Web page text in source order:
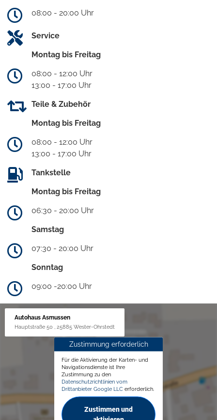
08:00 - 20:00 Uhr
Service
Montag bis Freitag
08:00 - 12:00 Uhr
13:00 - 17:00 Uhr
Teile & Zubehör
Montag bis Freitag
08:00 - 12:00 Uhr
13:00 - 17:00 Uhr
Tankstelle
Montag bis Freitag
06:30 - 20:00 Uhr
Samstag
07:30 - 20:00 Uhr
Sonntag
09:00 -20:00 Uhr
Autohaus Asmussen
Hauptstraße 50 , 25885 Wester-Ohrstedt
Zustimmung erforderlich
Für die Aktivierung der Karten- und
Navigationsdienste ist Ihre
Zustimmung zu den
Datenschutzrichtlinien vom
Drittanbieter Google LLC erforderlich.
Zustimmen und